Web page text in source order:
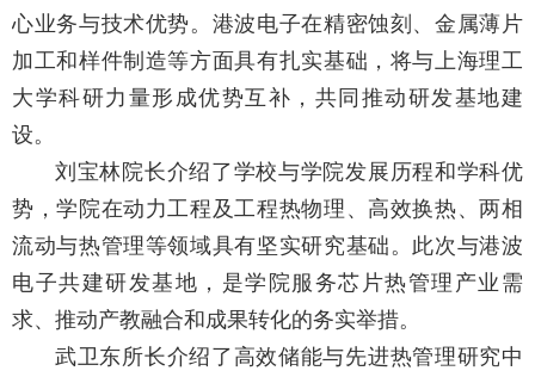
心业务与技术优势。港波电子在精密蚀刻、金属薄片
加工和样件制造等方面具有扎实基础，将与上海理工
大学科研力量形成优势互补，共同推动研发基地建
设。
刘宝林院长介绍了学校与学院发展历程和学科优
势，学院在动力工程及工程热物理、高效换热、两相
流动与热管理等领域具有坚实研究基础。此次与港波
电子共建研发基地，是学院服务芯片热管理产业需
求、推动产教融合和成果转化的务实举措。
武卫东所长介绍了高效储能与先进热管理研究中